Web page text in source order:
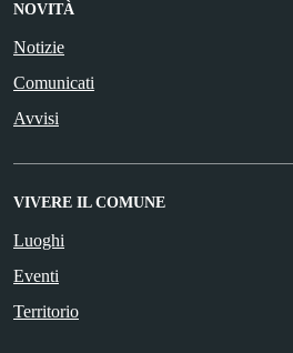
NOVITÀ
Notizie
Comunicati
Avvisi
VIVERE IL COMUNE
Luoghi
Eventi
Territorio